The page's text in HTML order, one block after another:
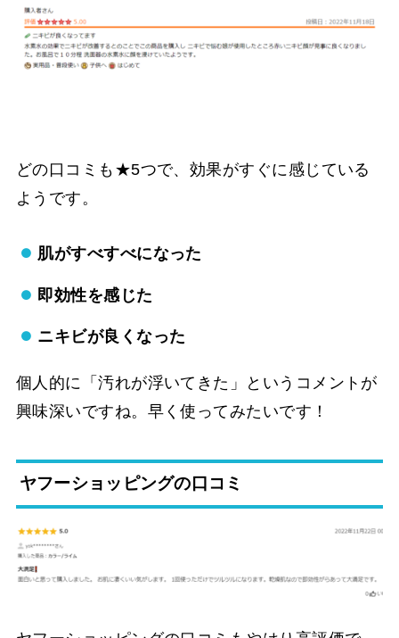
どの口コミも★5つで、効果がすぐに感じている
ようです。
肌がすべすべになった
即効性を感じた
ニキビが良くなった
個人的に「汚れが浮いてきた」というコメントが
興味深いですね。早く使ってみたいです！
ヤフーショッピングの口コミ